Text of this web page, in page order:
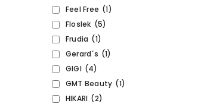
(1)
Feel Free
(5)
Floslek
(1)
Frudia
(1)
Gerard´s
(4)
GIGI
(1)
GMT Beauty
(2)
HIKARI